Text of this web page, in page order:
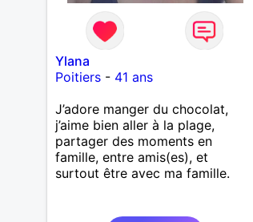
Ylana
Poitiers- 41 ans
J’adore manger du chocolat,
j’aime bien aller à la plage,
partager des moments en
famille, entre amis(es), et
surtout être avec ma famille.